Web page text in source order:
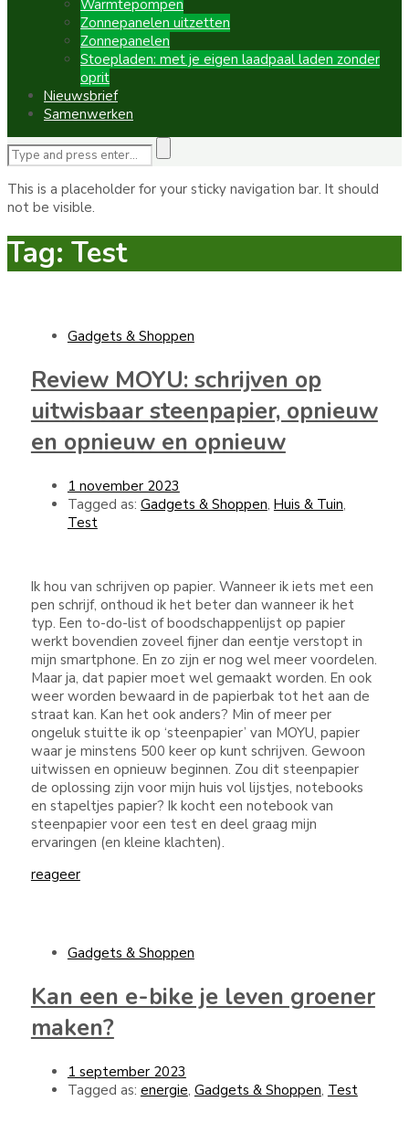
Warmtepompen
Zonnepanelen uitzetten
Zonnepanelen
Stoepladen: met je eigen laadpaal laden zonder
oprit
Nieuwsbrief
Samenwerken
This is a placeholder for your sticky navigation bar. It should
not be visible.
Tag: Test
Gadgets & Shoppen
Review MOYU: schrijven op
uitwisbaar steenpapier, opnieuw
en opnieuw en opnieuw
1 november 2023
Tagged as: Gadgets & Shoppen, Huis & Tuin,
Test
Ik hou van schrijven op papier. Wanneer ik iets met een
pen schrijf, onthoud ik het beter dan wanneer ik het
typ. Een to-do-list of boodschappenlijst op papier
werkt bovendien zoveel fijner dan eentje verstopt in
mijn smartphone. En zo zijn er nog wel meer voordelen.
Maar ja, dat papier moet wel gemaakt worden. En ook
weer worden bewaard in de papierbak tot het aan de
straat kan. Kan het ook anders? Min of meer per
ongeluk stuitte ik op ‘steenpapier’ van MOYU, papier
waar je minstens 500 keer op kunt schrijven. Gewoon
uitwissen en opnieuw beginnen. Zou dit steenpapier
de oplossing zijn voor mijn huis vol lijstjes, notebooks
en stapeltjes papier? Ik kocht een notebook van
steenpapier voor een test en deel graag mijn
ervaringen (en kleine klachten).
reageer
Gadgets & Shoppen
Kan een e-bike je leven groener
maken?
1 september 2023
Tagged as: energie, Gadgets & Shoppen, Test